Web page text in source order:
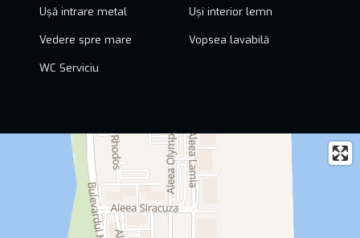
Ușă intrare metal Uși interior lemn
Vedere spre mare Vopsea lavabilă
WC Serviciu